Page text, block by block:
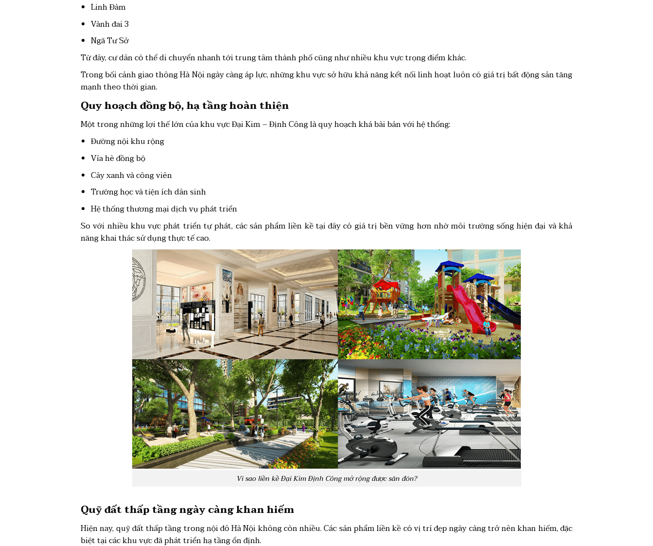
Linh Đàm
Vành đai 3
Ngã Tư Sở
Từ đây, cư dân có thể di chuyển nhanh tới trung tâm thành phố cũng như nhiều khu vực trọng điểm khác.
Trong bối cảnh giao thông Hà Nội ngày càng áp lực, những khu vực sở hữu khả năng kết nối linh hoạt luôn có giá trị bất động sản tăng
mạnh theo thời gian.
Quy hoạch đồng bộ, hạ tầng hoàn thiện
Một trong những lợi thế lớn của khu vực Đại Kim – Định Công là quy hoạch khá bài bản với hệ thống:
Đường nội khu rộng
Vỉa hè đồng bộ
Cây xanh và công viên
Trường học và tiện ích dân sinh
Hệ thống thương mại dịch vụ phát triển
So với nhiều khu vực phát triển tự phát, các sản phẩm liền kề tại đây có giá trị bền vững hơn nhờ môi trường sống hiện đại và khả
năng khai thác sử dụng thực tế cao.
Vì sao liền kề Đại Kim Định Công mở rộng được săn đón?
Quỹ đất thấp tầng ngày càng khan hiếm
Hiện nay, quỹ đất thấp tầng trong nội đô Hà Nội không còn nhiều. Các sản phẩm liền kề có vị trí đẹp ngày càng trở nên khan hiếm, đặc
biệt tại các khu vực đã phát triển hạ tầng ổn định.